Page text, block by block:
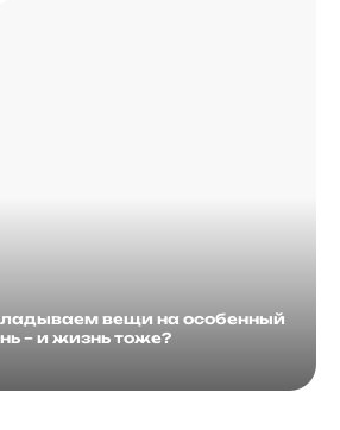
вещи на особенный
– и жизнь тоже?